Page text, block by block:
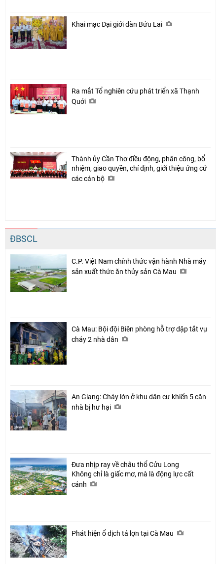
Khai mạc Đại giới đàn Bửu Lai
Ra mắt Tổ nghiên cứu phát triển xã Thạnh
Quới
Thành ủy Cần Thơ điều động, phân công, bổ
nhiệm, giao quyền, chỉ định, giới thiệu ứng cử
các cán bộ
ĐBSCL
C.P. Việt Nam chính thức vận hành Nhà máy
sản xuất thức ăn thủy sản Cà Mau
Cà Mau: Bội đội Biên phòng hỗ trợ dập tắt vụ
cháy 2 nhà dân
An Giang: Cháy lớn ở khu dân cư khiến 5 căn
nhà bị hư hại
Đưa nhịp ray về châu thổ Cửu Long
Không chỉ là giấc mơ, mà là động lực cất
cánh
Phát hiện ổ dịch tả lợn tại Cà Mau